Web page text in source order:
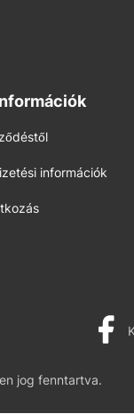
információk
jog fenntartva.